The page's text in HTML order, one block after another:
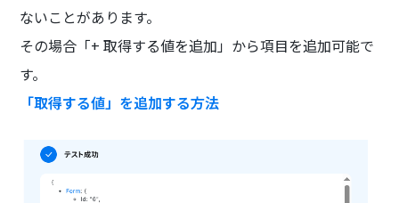
ないことがあります。
その場合「+ 取得する値を追加」から項目を追加可能で
す。
「取得する値」を追加する方法